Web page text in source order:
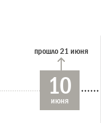
прошло 21 июня
10
июня